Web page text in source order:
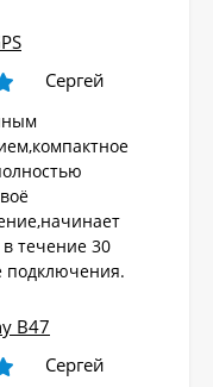
Сергей
в течение 30
подключения.
B47
Сергей